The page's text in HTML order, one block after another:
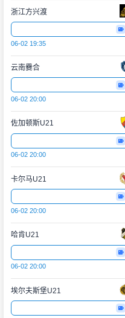
浙江方兴渡
06-02 19:35
云南爨合
06-02 20:00
佐加顿斯U21
06-02 20:00
卡尔马U21
06-02 20:00
哈肯U21
06-02 20:00
埃尔夫斯堡U21